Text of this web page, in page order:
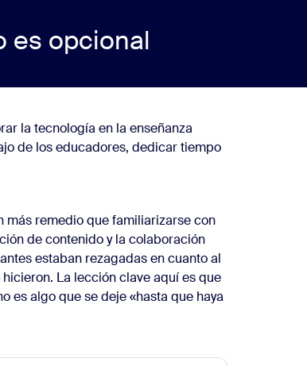
es opcional
la tecnología en la enseñanza
de los educadores, dedicar tiempo
más remedio que familiarizarse con
de contenido y la colaboración
estaban rezagadas en cuanto al
La lección clave aquí es que
es algo que se deje «hasta que haya